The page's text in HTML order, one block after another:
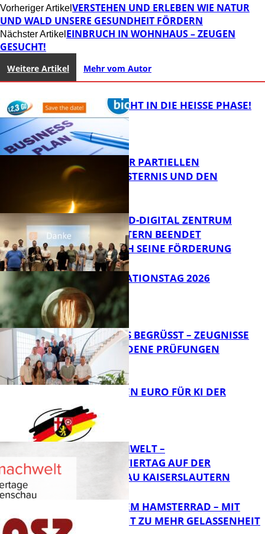
Vorheriger Artikel VERSTEHEN UND ERLEBEN WIE NATUR
UND WALD UNSERE GESUNDHEIT FÖRDERN
Nächster Artikel EINBRUCH IN WOHNHAUS – ZEUGEN
GESUCHT!
Weitere Artikel Mehr vom Autor
1,2,3 GO® GEHT IN DIE HEISSE PHASE!
Bildung
VORTRAG ZUR PARTIELLEN
SONNENFINSTERNIS UND DEN
PERSEIDEN
FB News
MITTELSTAND-DIGITAL ZENTRUM
KAISERSLAUTERN BEENDET
ERFOLGREICH SEINE FÖRDERUNG
Bildung
SIAK-INNOVATIONSTAG 2026
NEUE AZUBIS BEGRÜSST – ZEUGNISSE F
ÜR BESTANDENE PRÜFUNGEN
Bildung
20 MILLIONEN EURO FÜR KI DER
ZUKUNFT
MI(N)TMACHWELT –
EXPERIMENTIERTAG AUF DER
GARTENSCHAU KAISERSLAUTERN
RAUS AUS DEM HAMSTERRAD – MIT
ACHTSAMKEIT ZU MEHR GELASSENHEIT